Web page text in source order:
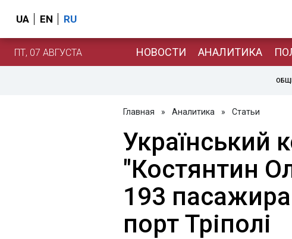
UA EN RU
ПТ, 07 АВГУСТА НОВОСТИ АНАЛИТИКА
Главная » Аналитика » Статьи
Український
"Костянтин
193
порт Тріполі